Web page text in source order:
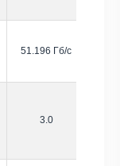
51.196 Гб/с
3.0